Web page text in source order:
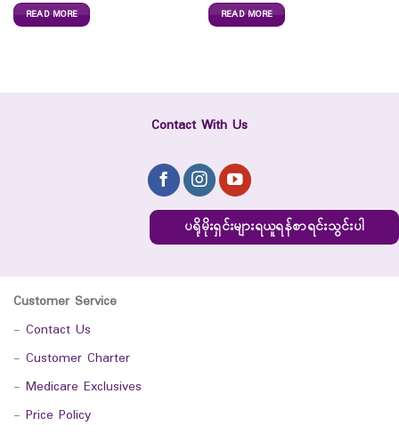
READ MORE READ MORE
Contact With Us
ပရိုမိုးရှင်းများရယူရန်စာရင်းသွင်းပါ
Customer Service
- Contact Us
- Customer Charter
- Medicare Exclusives
- Price Policy